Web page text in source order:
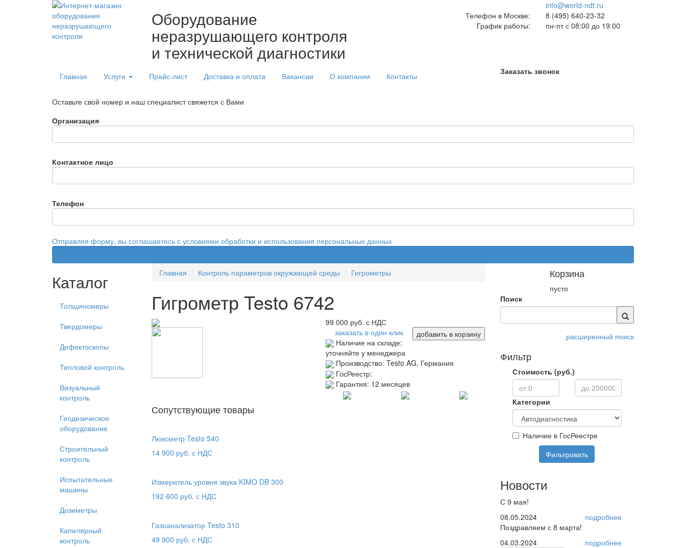
Оборудование
неразрушающего контроля
и технической диагностики
info@world-ndt.ru
Телефон в Москве:
8 (495) 640-23-32
График работы:
пн-пт с 08:00 до 19:00
Главная Услуги Прайс-лист Доставка и оплата Вакансии О компании Контакты Заказать звонок
Оставьте свой номер и наш специалист свяжется с Вами
Организация
Контактное лицо
Телефон
Отправляя форму, вы соглашаетесь с условиями обработки и использования персональных данных
Каталог
Толщиномеры
Твердомеры
Дефектоскопы
Тепловой контроль
Визуальный
контроль
Геодезическое
оборудование
Строительный
контроль
Испытательные
машины
Дозиметры
Капилярный
контроль
Главная Контроль параметров окружающей среды Гигрометры
Гигрометр Testo 6742
99 000 руб. с НДС
добавить в корзину
заказать в один клик
Наличие на складе:
уточняйте у менеджера
Производство: Testo AG, Германия
ГосРеестр:
Гарантия: 12 месяцев
Сопутствующие товары
Люксметр Testo 540
14 900 руб. с НДС
Измеритель уровня звука KIMO DB 300
192 600 руб. с НДС
Газоанализатор Testo 310
49 900 руб. с НДС
Корзина
пусто
Поиск
расширенный поиск
Фильтр
Стоимость (руб.)
Категории
Наличие в ГосРеестре
Фильтровать
Новости
С 9 мая!
08.05.2024
подробнее
Поздравляем с 8 марта!
04.03.2024
подробнее